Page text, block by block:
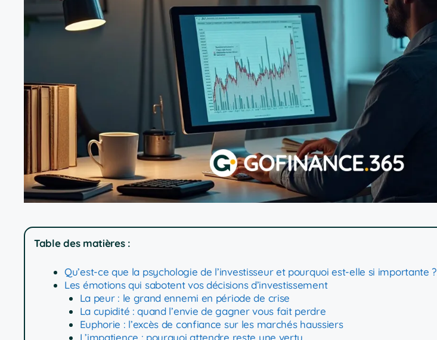
Table des matières :
Qu’est-ce que la psychologie de l’investisseur et pourquoi est-elle si importante ?
Les émotions qui sabotent vos décisions d’investissement
La peur : le grand ennemi en période de crise
La cupidité : quand l’envie de gagner vous fait perdre
Euphorie : l’excès de confiance sur les marchés haussiers
L’impatience : pourquoi attendre reste une vertu